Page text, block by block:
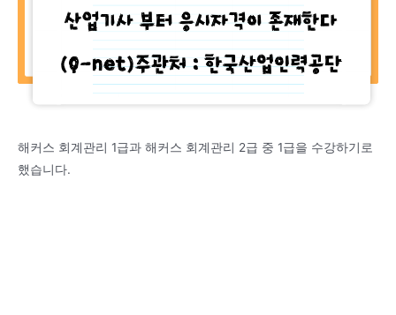
해커스 회계관리 1급과 해커스 회계관리 2급 중 1급을 수강하기로
했습니다.